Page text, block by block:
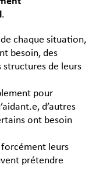
.
chaque situation,
besoin, des
de leurs
pour
d’autres
ont besoin
forcément leurs
prétendre